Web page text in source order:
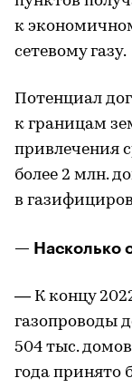
к
сетевому газу.
Потенциал
к границам
привлечения
более 2 млн.
в
— Насколько
— К концу
газопроводы
504 тыс.
года принято